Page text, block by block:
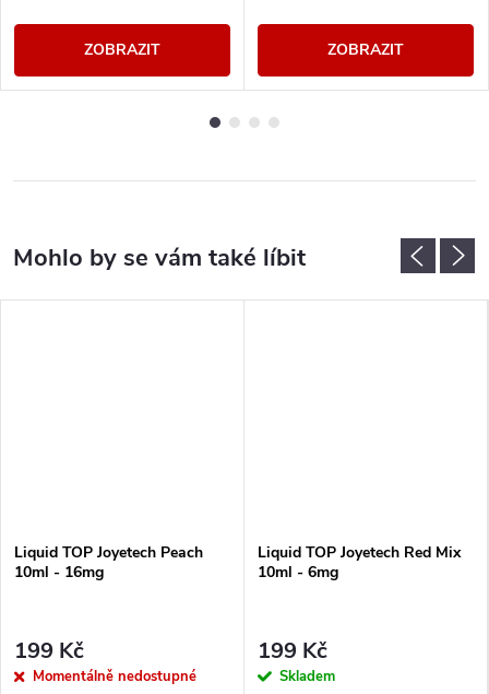
ZOBRAZIT ZOBRAZIT
Liquid TOP Joyetech Peach
10ml - 16mg
199 Kč
Momentálně nedostupné
Liquid TOP Joyetech Red Mix
10ml - 6mg
199 Kč
Skladem